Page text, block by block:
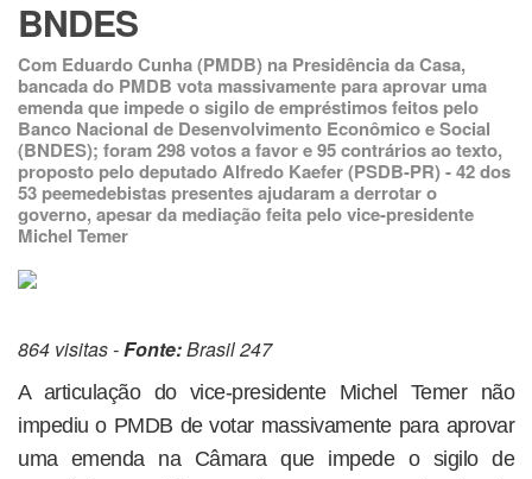
BNDES
Com Eduardo Cunha (PMDB) na Presidência da Casa,
bancada do PMDB vota massivamente para aprovar uma
emenda que impede o sigilo de empréstimos feitos pelo
Banco Nacional de Desenvolvimento Econômico e Social
(BNDES); foram 298 votos a favor e 95 contrários ao texto,
proposto pelo deputado Alfredo Kaefer (PSDB-PR) - 42 dos
53 peemedebistas presentes ajudaram a derrotar o
governo, apesar da mediação feita pelo vice-presidente
Michel Temer
864 visitas -Fonte:Brasil 247
A articulação do vice-presidente Michel Temer não
impediu o PMDB de votar massivamente para aprovar
uma emenda na Câmara que impede o sigilo de